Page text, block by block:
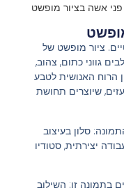
אשה בציור מופשט
ציור מופשט של
גווני כתום, צהוב,
הרוח האנושית לטבע
שיוצרים תחושת
סלון בעיצוב
יצירתית, סטודיו
בתמונה זו: השילוב